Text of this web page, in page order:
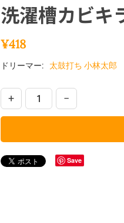
洗濯槽カビキ
¥418
ドリーマー: 太鼓打ち 小林太郎
+ −
Save